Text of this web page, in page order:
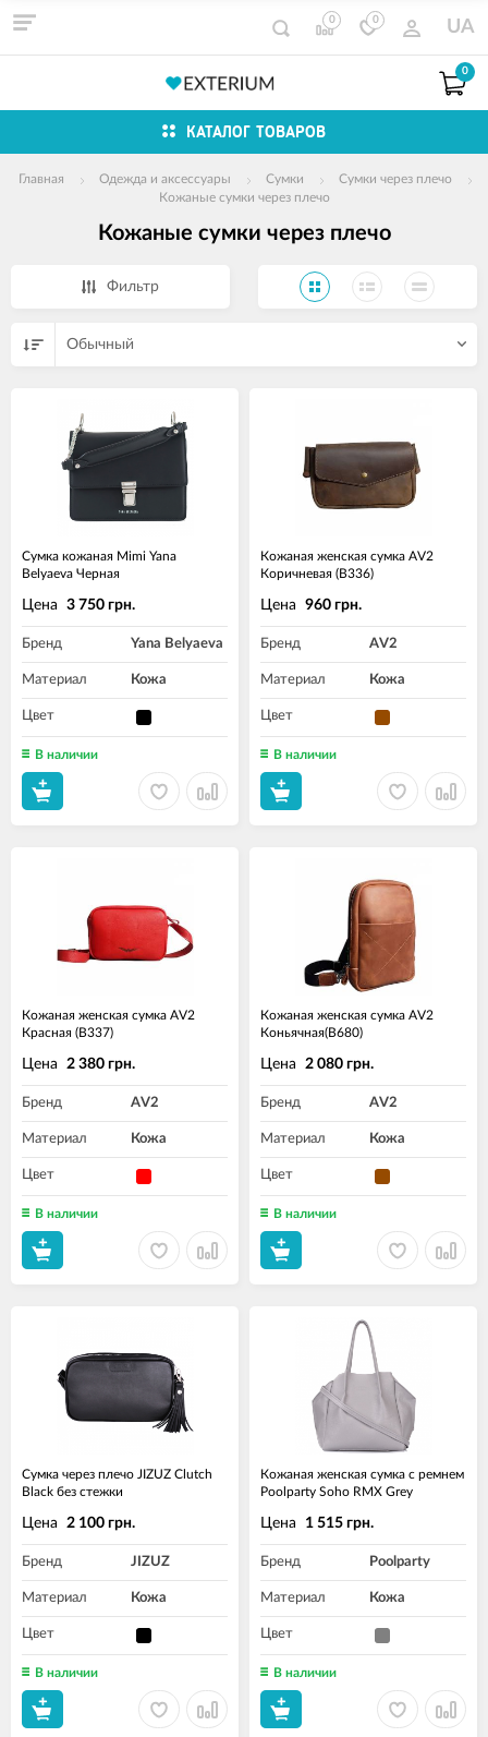
0 0 UA
0
КАТАЛОГ ТОВАРОВ
Главная Одежда и аксессуары Сумки
Сумки через плечо
Кожаные сумки через плечо
Кожаные сумки через плечо
Фильтр
Обычный
Сумка кожаная Mimi Yana
Belyaeva Черная
Цена 3 750 грн.
Бренд Yana Belyaeva
Материал Кожа
Цвет
В наличии
Кожаная женская сумка AV2
Коричневая (B336)
Цена 960 грн.
Бренд AV2
Материал Кожа
Цвет
В наличии
Кожаная женская сумка AV2
Красная (B337)
Цена 2 380 грн.
Бренд AV2
Материал Кожа
Цвет
В наличии
Кожаная женская сумка AV2
Коньячная(B680)
Цена 2 080 грн.
Бренд AV2
Материал Кожа
Цвет
В наличии
Сумка через плечо JIZUZ Clutch
Black без стежки
Цена 2 100 грн.
Бренд JIZUZ
Материал Кожа
Цвет
В наличии
Кожаная женская сумка с ремнем
Poolparty Soho RMX Grey
Цена 1 515 грн.
Бренд Poolparty
Материал Кожа
Цвет
В наличии